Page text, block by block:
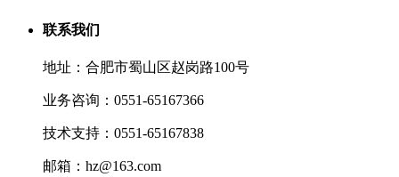
联系我们
地址：合肥市蜀山区赵岗路100号
业务咨询：0551-65167366
技术支持：0551-65167838
邮箱：hz@163.com